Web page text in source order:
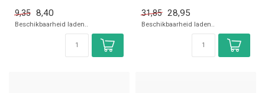
9,35 8,40
Beschikbaarheid laden..
185 mm, hoogte 30 mm
31,85 28,95
Beschikbaarheid laden..